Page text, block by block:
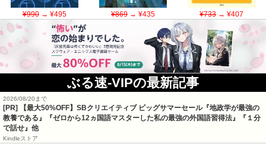
¥990→ ¥495 ¥869→ ¥435 ¥733→ ¥407
ぶる速-VIPの最新記事
2026/08/20まで
[PR]
【最大50%OFF】SBクリエイティブ ビッグサマーセール『地政学が最強の
教養である』『ゼロから12ヵ国語マスターした私の最強の外国語習得法』『１分
で話せ』他
Kindleストア